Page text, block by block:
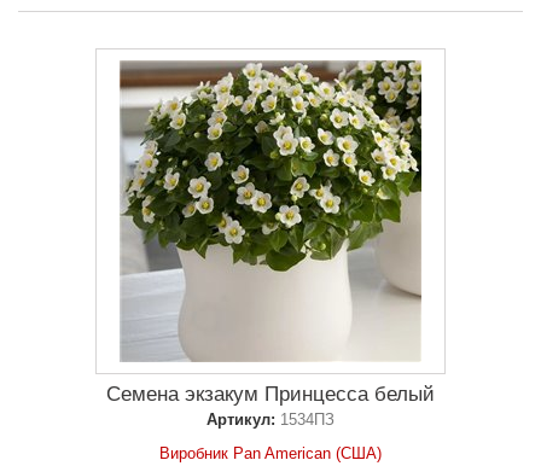
Семена экзакум Принцесса белый
Артикул: 1534ПЗ
Виробник Pan American (США)